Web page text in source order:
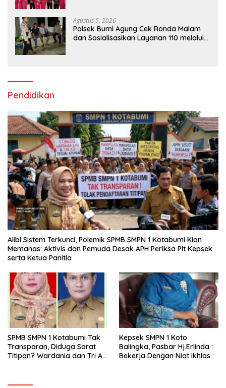
Agustus 5, 2026
Polsek Bumi Agung Cek Ronda Malam
dan Sosialisasikan Layanan 110 melalui
Pendidikan
Alibi Sistem Terkunci, Polemik SPMB SMPN 1 Kotabumi Kian
Memanas: Aktivis dan Pemuda Desak APH Periksa Plt Kepsek
serta Ketua Panitia
SPMB SMPN 1 Kotabumi Tak
Transparan, Diduga Sarat
Titipan? Wardania dan Tri Aji
Kepsek SMPN 1 Koto
Balingka, Pasbar Hj.Erlinda :
Bekerja Dengan Niat Ikhlas